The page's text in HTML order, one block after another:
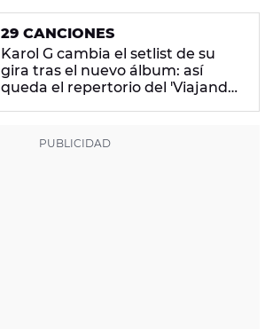
29 CANCIONES
Karol G cambia el setlist de su
gira tras el nuevo álbum: así
queda el repertorio del 'Viajando